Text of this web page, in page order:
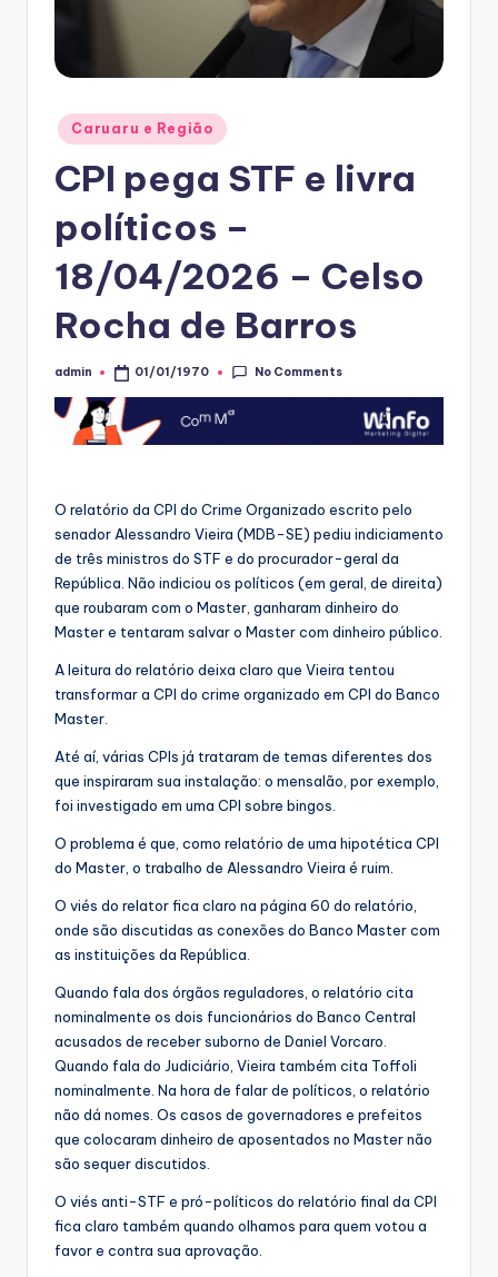
Posted
in
Caruaru e Região
CPI pega STF e livra
políticos –
18/04/2026 – Celso
Rocha de Barros
Posted
admin 01/01/1970 No Comments
O relatório da CPI do Crime Organizado escrito pelo
senador Alessandro Vieira (MDB-SE) pediu indiciamento
de três ministros do STF e do procurador-geral da
República. Não indiciou os políticos (em geral, de direita)
que roubaram com o Master, ganharam dinheiro do
Master e tentaram salvar o Master com dinheiro público.
A leitura do relatório deixa claro que Vieira tentou
transformar a CPI do crime organizado em CPI do Banco
Master.
Até aí, várias CPIs já trataram de temas diferentes dos
que inspiraram sua instalação: o mensalão, por exemplo,
foi investigado em uma CPI sobre bingos.
O problema é que, como relatório de uma hipotética CPI
do Master, o trabalho de Alessandro Vieira é ruim.
O viés do relator fica claro na página 60 do relatório,
onde são discutidas as conexões do Banco Master com
as instituições da República.
Quando fala dos órgãos reguladores, o relatório cita
nominalmente os dois funcionários do Banco Central
acusados de receber suborno de Daniel Vorcaro.
Quando fala do Judiciário, Vieira também cita Toffoli
nominalmente. Na hora de falar de políticos, o relatório
não dá nomes. Os casos de governadores e prefeitos
que colocaram dinheiro de aposentados no Master não
são sequer discutidos.
O viés anti-STF e pró-políticos do relatório final da CPI
fica claro também quando olhamos para quem votou a
favor e contra sua aprovação.